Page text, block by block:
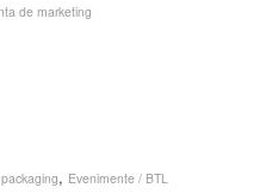
de marketing
, Evenimente / BTL